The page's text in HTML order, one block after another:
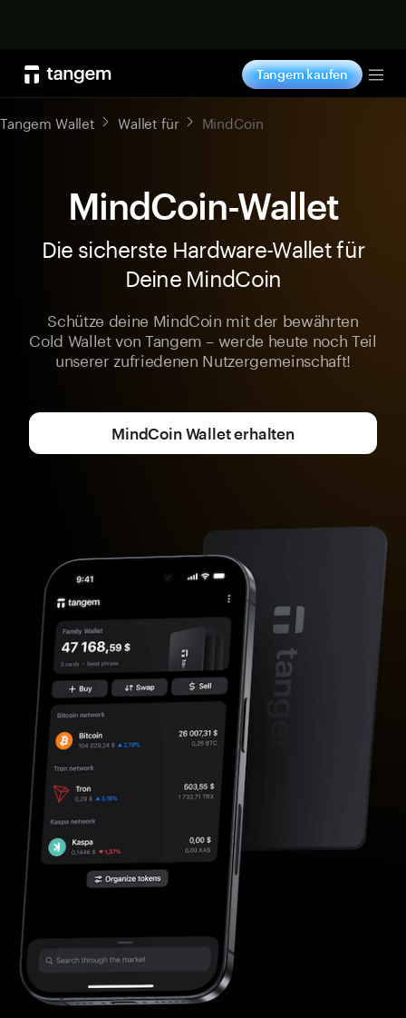
Tangem kaufen
Tangem Wallet Wallet für MindCoin
MindCoin-Wallet
Die sicherste Hardware-Wallet für
Deine MindCoin
Schütze deine MindCoin mit der bewährten
Cold Wallet von Tangem – werde heute noch Teil
unserer zufriedenen Nutzergemeinschaft!
MindCoin Wallet erhalten